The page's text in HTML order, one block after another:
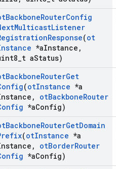
BackboneRouterConfig
MulticastListener
Response(ot
*aInstance ,
t aStatus)
BackboneRouterGet
(otInstance *a
, otBackboneRouter
*aConfig)
BackboneRouterGetDomain
(otInstance *a
, otBorderRouter
*aConfig)